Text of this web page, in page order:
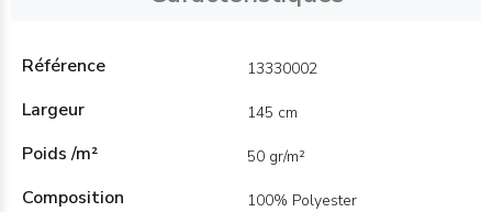
Référence 13330002
Largeur 145 cm
Poids /m² 50 gr/m²
Composition 100% Polyester